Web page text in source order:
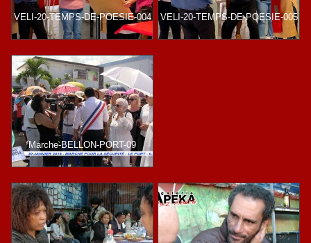
VELI-20-TEMPS-DE-POESIE-004 VELI-20-TEMPS-DE-POESIE-005
Marche-BELLON-PORT-09